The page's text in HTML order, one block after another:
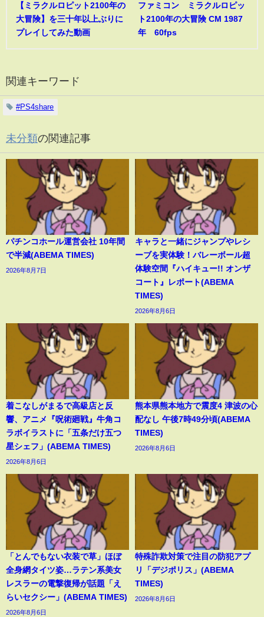
【ミラクルロピット2100年の
大冒険】を三十年以上ぶりに
プレイしてみた動画
ファミコン ミラクルロピッ
ト2100年の大冒険 CM 1987
年 60fps
関連キーワード
#PS4share
未分類の関連記事
パチンコホール運営会社 10年間
で半減(ABEMA TIMES)
2026年8月7日
キャラと一緒にジャンプやレシ
ーブを実体験！バレーボール超
体験空間『ハイキュー!! オンザ
コート』レポート(ABEMA
TIMES)
2026年8月6日
着こなしがまるで高級店と反
響、アニメ『呪術廻戦』牛角コ
ラボイラストに「五条だけ五つ
星シェフ」(ABEMA TIMES)
2026年8月6日
熊本県熊本地方で震度4 津波の心
配なし 午後7時49分頃(ABEMA
TIMES)
2026年8月6日
「とんでもない衣装で草」ほぼ
全身網タイツ姿…ラテン系美女
レスラーの電撃復帰が話題「え
らいセクシー」(ABEMA TIMES)
2026年8月6日
特殊詐欺対策で注目の防犯アプ
リ「デジポリス」(ABEMA
TIMES)
2026年8月6日